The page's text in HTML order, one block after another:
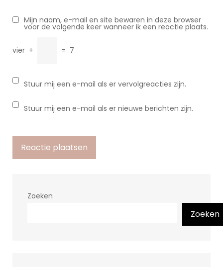
Mijn naam, e-mail en site bewaren in deze browser
voor de volgende keer wanneer ik een reactie plaats.
vier + = 7
Stuur mij een e-mail als er vervolgreacties zijn.
Stuur mij een e-mail als er nieuwe berichten zijn.
Zoeken
Zoeken